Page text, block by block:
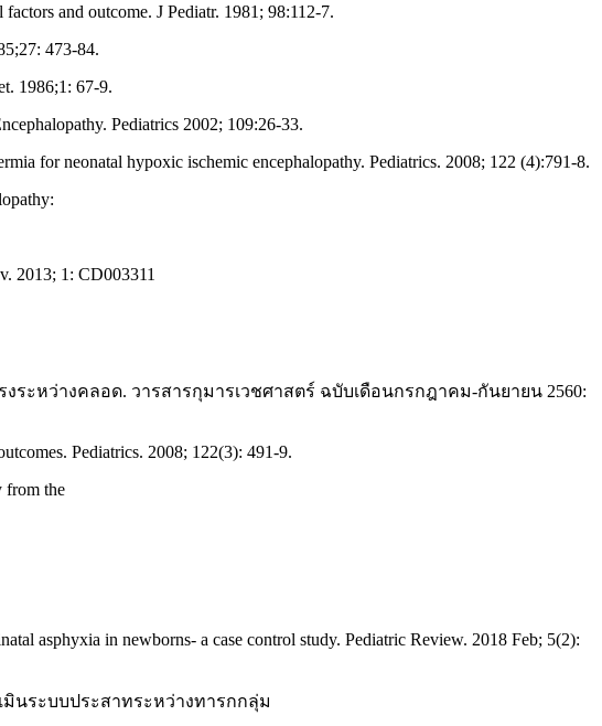
and outcome. J Pediatr. 1981; 98:112-7.
473-84.
1986;1: 67-9.
Pediatrics 2002; 109:26-33.
for neonatal hypoxic ischemic encephalopathy. Pediatrics. 2008; 122 (4):791-8.
2013; 1: CD003311
หว่างคลอด. วารสารกุมารเวชศาสตร์ ฉบับเดือนกรกฎาคม-กันยายน 2560:
Pediatrics. 2008; 122(3): 491-9.
from the
asphyxia in newborns- a case control study. Pediatric Review. 2018 Feb; 5(2):
นระบบประสาทระหว่างทารกกลุ่ม